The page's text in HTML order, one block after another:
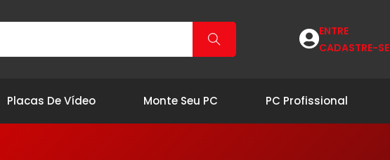
ENTRE
CADASTRE-SE
Placas De Vídeo Monte Seu PC PC Profissional